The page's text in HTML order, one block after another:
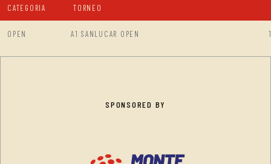
CATEGORIA TORNEO
OPEN A1 SANLUCAR OPEN
SPONSORED BY